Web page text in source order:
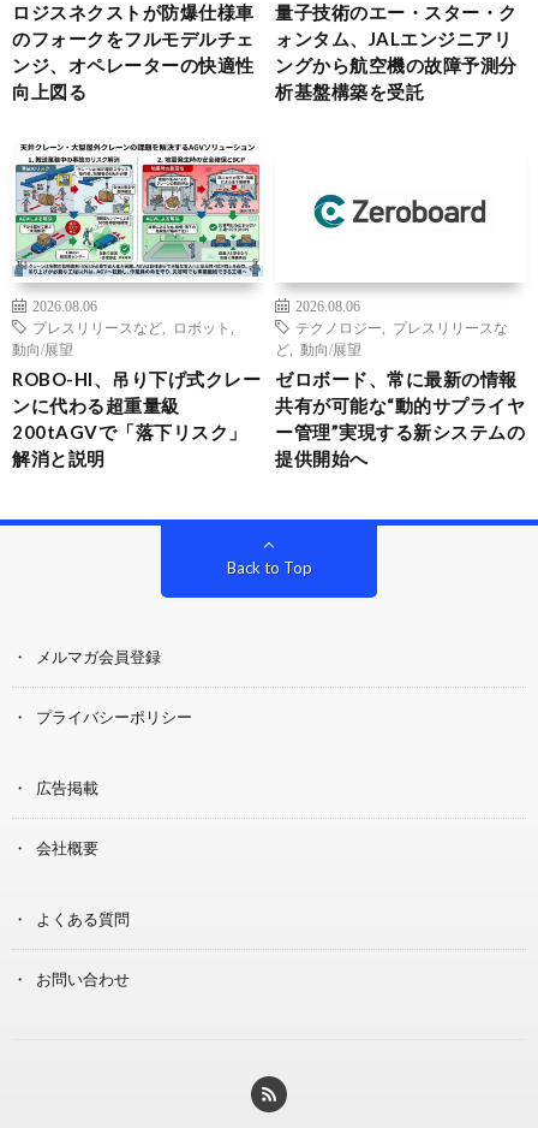
ロジスネクストが防爆仕様車
のフォークをフルモデルチェ
ンジ、オペレーターの快適性
向上図る
量子技術のエー・スター・ク
ォンタム、JALエンジニアリ
ングから航空機の故障予測分
析基盤構築を受託
2026.08.06
プレスリリースなど
ロボット
動向/展望
ROBO-HI、吊り下げ式クレー
ンに代わる超重量級
200tAGVで「落下リスク」
解消と説明
2026.08.06
テクノロジー
プレスリリースな
ど
動向/展望
ゼロボード、常に最新の情報
共有が可能な“動的サプライヤ
ー管理”実現する新システムの
提供開始へ
Back to Top
メルマガ会員登録
プライバシーポリシー
広告掲載
会社概要
よくある質問
お問い合わせ